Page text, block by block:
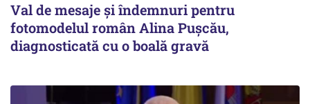
Val de mesaje și îndemnuri pentru
fotomodelul român Alina Pușcău,
diagnosticată cu o boală gravă